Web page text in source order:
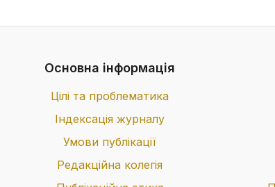
Основна інформація
Цілі та проблематика
Індексація журналу
Умови публікації
Редакційна колегія